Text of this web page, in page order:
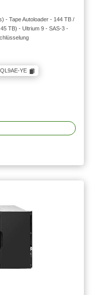
- Tape Autoloader - 144 TB /
TB) - Ultrium 9 - SAS-3 -
YE